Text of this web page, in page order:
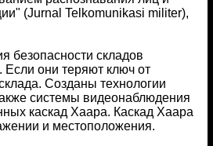
(Jurnal Telkomunikasi militer),
безопасности складов
Если они теряют ключ от
Созданы технологии
системы видеонаблюдения
каскад Хаара. Каскад Хаара
и местоположения.